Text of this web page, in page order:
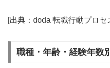
[出典：doda 転職行動プロセ
職種・年齢・経験年数